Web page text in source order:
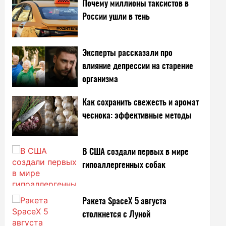
Почему миллионы таксистов в
России ушли в тень
Эксперты рассказали про
влияние депрессии на старение
организма
Как сохранить свежесть и аромат
чеснока: эффективные методы
В США создали первых в мире
гипоаллергенных собак
Ракета SpaceX 5 августа
столкнется с Луной